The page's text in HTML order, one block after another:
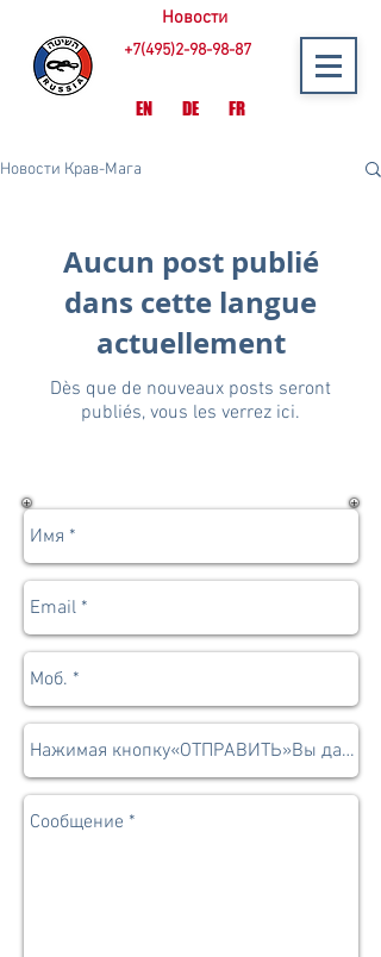
+7(495)2-98-98-87
DE
EN FR
Новости
Новости Крав-Мага
Aucun post publié
dans cette langue
actuellement
Dès que de nouveaux posts seront
publiés, vous les verrez ici.
Записаться | Задать вопрос